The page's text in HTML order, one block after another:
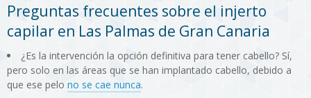
Preguntas frecuentes sobre el injerto
capilar en Las Palmas de Gran Canaria
¿Es la intervención la opción definitiva para tener cabello? Sí,
pero solo en las áreas que se han implantado cabello, debido a
que ese pelo no se cae nunca.